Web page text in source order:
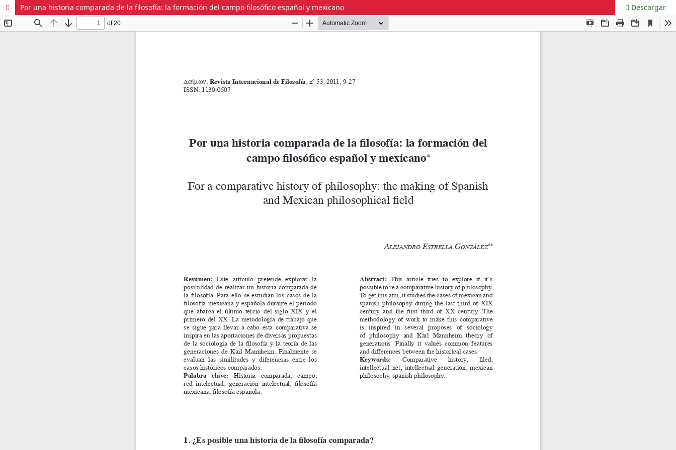
Por una historia comparada de la filosofía: la formación del campo filosófico español y mexicano Descargar